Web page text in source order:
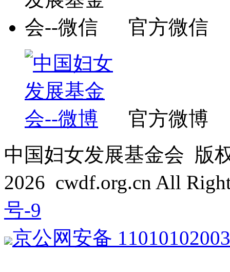
官方微信
官方微博
中国妇女发展基金会 版
2026 cwdf.org.cn All
号-9
京公网安备